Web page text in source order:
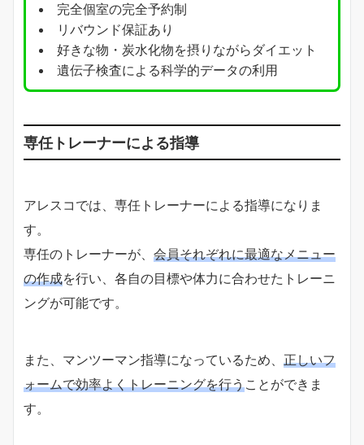
完全個室の完全予約制
リバウンド保証あり
好きな物・炭水化物を摂りながらダイエット
遺伝子検査による科学的データの利用
専任トレーナーによる指導
アレスコでは、専任トレーナーによる指導になりま
す。
専任のトレーナーが、 会員それぞれに最適なメニュー
の作成を行い、各自の目標や体力に合わせたトレーニ
ングが可能です。
また、マンツーマン指導になっているため、 正しいフ
ォームで効率よくトレーニングを行うことができま
す。